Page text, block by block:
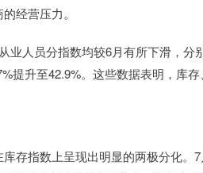
经营压力。
人员分指数均较6月有所下滑，分
提升至42.9%。这些数据表明，库
存指数上呈现出明显的两极分化。